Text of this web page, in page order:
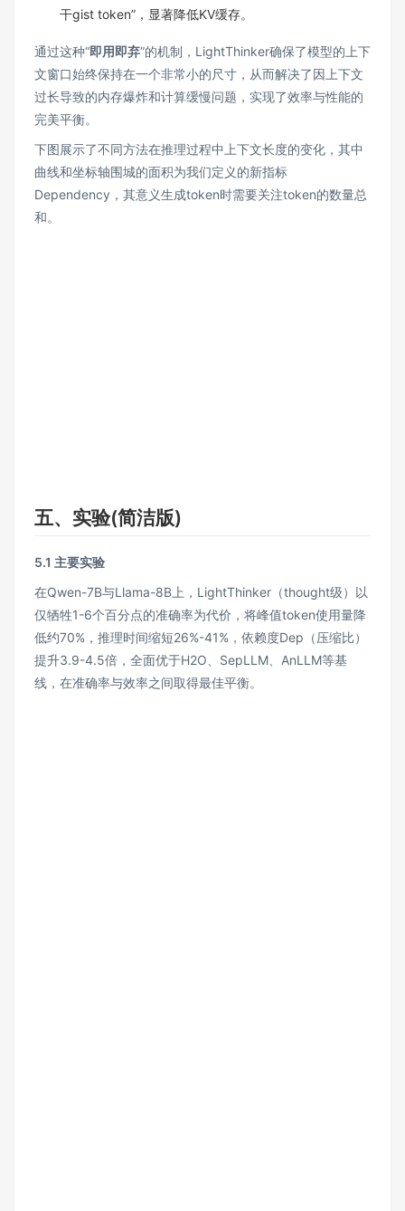
干gist token”，显著降低KV缓存。
通过这种“即用即弃”的机制，LightThinker确保了模型的上下
文窗口始终保持在一个非常小的尺寸，从而解决了因上下文
过长导致的内存爆炸和计算缓慢问题，实现了效率与性能的
完美平衡。
下图展示了不同方法在推理过程中上下文长度的变化，其中
曲线和坐标轴围城的面积为我们定义的新指标
Dependency，其意义生成token时需要关注token的数量总
和。
五、实验(简洁版)
5.1 主要实验
在Qwen-7B与Llama-8B上，LightThinker（thought级）以
仅牺牲1-6个百分点的准确率为代价，将峰值token使用量降
低约70%，推理时间缩短26%-41%，依赖度Dep（压缩比）
提升3.9-4.5倍，全面优于H2O、SepLLM、AnLLM等基
线，在准确率与效率之间取得最佳平衡。